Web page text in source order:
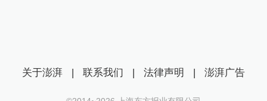
关于澎湃 | 联系我们 | 法律声明 | 澎湃广告